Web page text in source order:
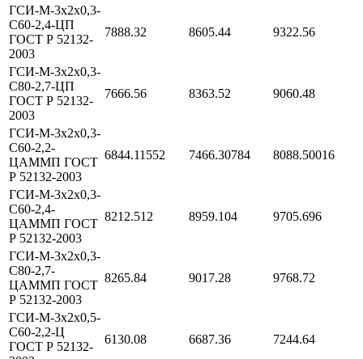
ГСИ-М-3х2х0,3-
С60-2,4-ЦП
ГОСТ Р 52132-
2003
7888.32 8605.44 9322.56
ГСИ-М-3х2х0,3-
С80-2,7-ЦП
ГОСТ Р 52132-
2003
7666.56 8363.52 9060.48
ГСИ-М-3х2х0,3-
С60-2,2-
ЦАММП ГОСТ
Р 52132-2003
6844.11552 7466.30784 8088.50016
ГСИ-М-3х2х0,3-
С60-2,4-
ЦАММП ГОСТ
Р 52132-2003
8212.512 8959.104 9705.696
ГСИ-М-3х2х0,3-
С80-2,7-
ЦАММП ГОСТ
Р 52132-2003
8265.84 9017.28 9768.72
ГСИ-М-3х2х0,5-
С60-2,2-Ц
ГОСТ Р 52132-
6130.08 6687.36 7244.64